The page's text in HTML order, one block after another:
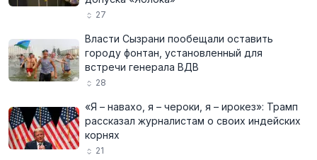
27
Власти Сызрани пообещали оставить
городу фонтан, установленный для
встречи генерала ВДВ
28
«Я – навахо, я – чероки, я – ирокез»: Трамп
рассказал журналистам о своих индейских
корнях
21